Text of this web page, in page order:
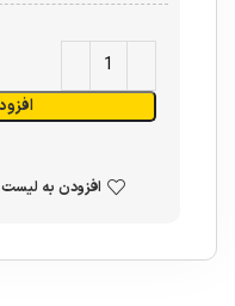
افزودن به